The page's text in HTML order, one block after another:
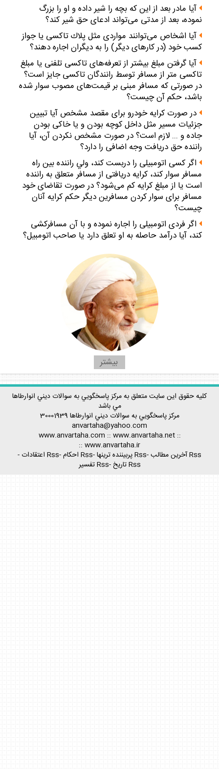
آيا مادر بعد از اين كه بچه را شير داده و او را بزرگ
نموده، بعد از مدتى مى‌تواند ادعاى حق شير كند؟
آيا اشخاص مى‌توانند مواردى مثل پلاك تاكسى يا جواز
كسب خود (در كارهاى‌ ديگر) را به ديگران اجاره دهند؟
آيا گرفتن مبلغ بيشتر از تعرفه‌هاى تاكسى تلفنى يا مبلغ
تاكسى متر از مسافر توسط رانندگان تاكسى جايز است؟
در صورتى كه مسافر مبنى بر قيمت‌هاى مصوب سوار شده
باشد، حكم آن چيست؟
در صورت كرايه خودرو براى مقصد مشخص آيا تبيين
جزئيات مسير مثل داخل كوچه بودن و يا خاكى بودن
جاده و ... لازم است؟ در صورت مشخص نكردن آن، آيا
راننده حق دريافت وجه اضافى را دارد؟
اگر كسى اتومبيلى را دربست كند، ولي راننده بين راه
مسافر سوار كند، كرايه دريافتى از مسافر متعلق به راننده
است يا از مبلغ كرايه كم مى‌شود؟ در صورت تقاضاى خود
مسافر براى سوار كردن مسافرين ديگر حكم كرايه‌ آنان
چيست؟
اگر فردى اتومبيلى را اجاره نموده و با آن مسافركشى
كند، آيا درآمد حاصله به او تعلق دارد يا صاحب اتومبيل؟
بيشتر
كليه حقوق اين سايت متعلق به مركز پاسخگويي به سوالات ديني انوارطاها
مي باشد
مركز پاسخگويي به سوالات ديني انوارطاها 30001939
anvartaha@yahoo.com
www.anvartaha.com :: www.anvartaha.net::
www.anvartaha.ir
::
Rss آخرين مطالب
-Rss پربيننده ترينها -Rss احكام -Rss اعتقادات
-
Rss تاريخ
-Rss تفسير